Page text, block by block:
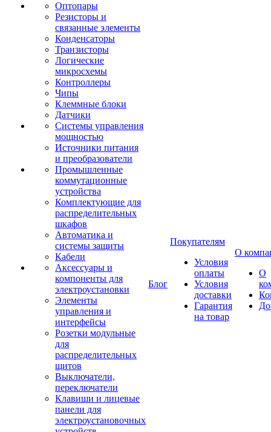
Оптопары
Резисторы и
связанные элементы
Конденсаторы
Транзисторы
Логические
микросхемы
Контроллеры
Чипы
Клеммные блоки
Датчики
Системы управления
мощностью
Источники питания
и преобразователи
Промышленные
коммутационные
устройства
Комплектующие для
распределительных
шкафов
Автоматика и
системы защиты
Кабели
Аксессуары и
компоненты для
электроустановки
Элементы
управления и
интерфейсы
Розетки модульные
для
распределительных
щитов
Выключатели,
переключатели
Клавиши и лицевые
панели для
электроустановочных
Блог
Покупателям
Условия
оплаты
Условия
доставки
Гарантия
на товар
О
О